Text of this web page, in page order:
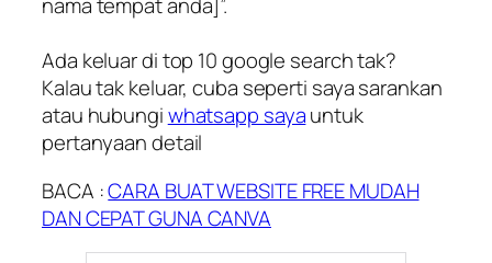
nama tempat anda]”.
Ada keluar di top 10 google search tak?
Kalau tak keluar, cuba seperti saya sarankan
atau hubungiwhatsapp sayauntuk
pertanyaan detail
BACA :CARA BUAT WEBSITE FREE MUDAH
DAN CEPAT GUNA CANVA